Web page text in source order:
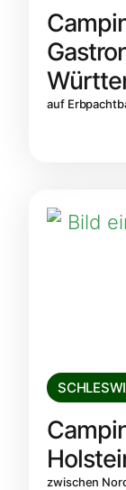
auf
zwischen